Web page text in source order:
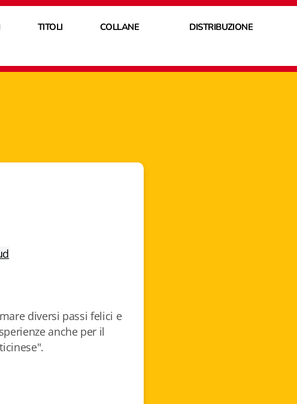
TITOLI COLLANE DISTRIBUZIONE
diversi passi felici e
anche per il